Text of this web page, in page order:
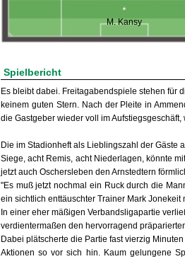
M. Kansy
Spielbericht
Es bleibt dabei. Freitagabendspiele stehen für
keinem guten Stern. Nach der Pleite in
die Gastgeber wieder voll im
Die im Stadionheft als Lieblingszahl der Gäste
Siege, acht Remis, acht Niederlagen, könnte
jetzt auch Oschersleben den Arnstedtern
"Es muß jetzt nochmal ein Ruck durch die
ein sichtlich enttäuschter Trainer Mark Jonekeit
In einer eher mäßigen Verbandsligapartie
verdientermaßen den hervorragend
Dabei plätscherte die Partie fast vierzig
Aktionen so vor sich hin. Kaum gelungene